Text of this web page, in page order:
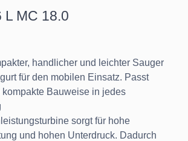
L MC 18.0
handlicher und leichter Sauger
für den mobilen Einsatz. Passt
kompakte Bauweise in jedes
sorgt für hohe
und hohen Unterdruck. Dadurch